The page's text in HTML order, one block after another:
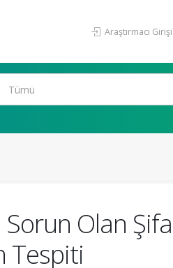
Araştırmacı Girişi
Olan
Tespiti